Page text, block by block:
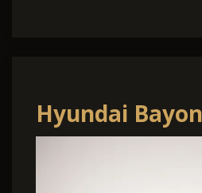
Hyundai
T-GDI 90PS